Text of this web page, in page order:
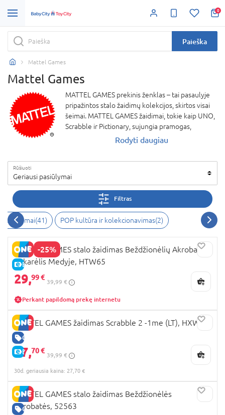
0
Paieška
Mattel Games
Mattel Games
MATTEL GAMES prekinis ženklas – tai pasaulyje
pripažintos stalo žaidimų kolekcijos, skirtos visai
šeimai. MATTEL GAMES žaidimai, tokie kaip UNO,
Scrabble ir Pictionary, sujungia pramogas,
strategiją ir kūrybiškumą, suteikdami
įgūdžius bei garantuoja smagų laiką draugų ir
šeimos rate. MATTEL GAMES – tai kokybė,
džiaugsmas ir ryšys per žaidimus!
Rodyti daugiau
Rūšiuoti
Geriausi pasiūlymai
Filtras
žaidimai(41) POP kultūra ir kolekcionavimas(2)
-25%
E-KAINA
MATTEL GAMES stalo žaidimas Beždžionėlių Akrobačių
Vakarėlis Medyje, HTW65
29,99 €
39,99 €
Perkant papildomą prekę internetu
GERA KAINA
E-KAINA
MATTEL GAMES žaidimas Scrabble 2 -1me (LT), HXW10
27,70 €
39,99 €
30d. geriausia kaina: 27,70 €
GERA KAINA
MATTEL GAMES stalo žaidimas Beždžionėlės
Akrobatės, 52563